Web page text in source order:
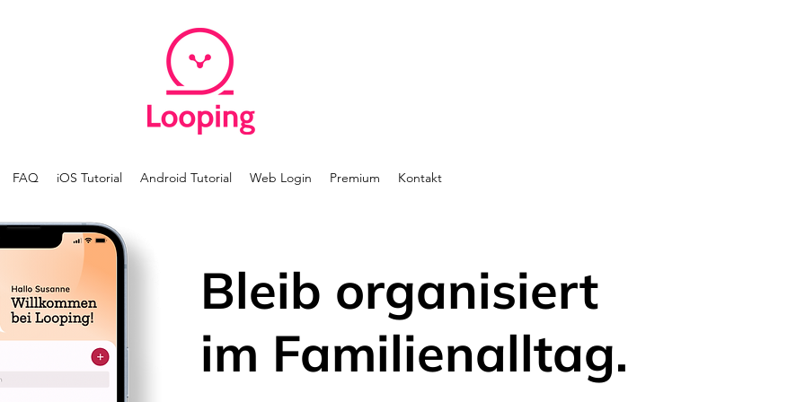
FAQ iOS Tutorial Android Tutorial Web Login Premium Kontakt
Bleib organisiert
im Familienalltag.